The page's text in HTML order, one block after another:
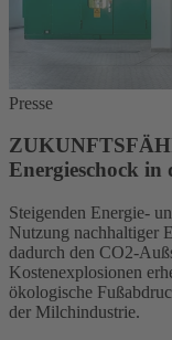
Presse
Energieschock in
Steigenden Energie-
Nutzung nachhaltiger
dadurch den CO2-
Kostenexplosionen
ökologische
der Milchindustrie.